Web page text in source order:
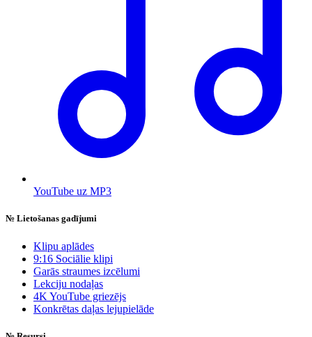
YouTube uz MP3
№ Lietošanas gadījumi
Klipu aplādes
9:16 Sociālie klipi
Garās straumes izcēlumi
Lekciju nodaļas
4K YouTube griezējs
Konkrētas daļas lejupielāde